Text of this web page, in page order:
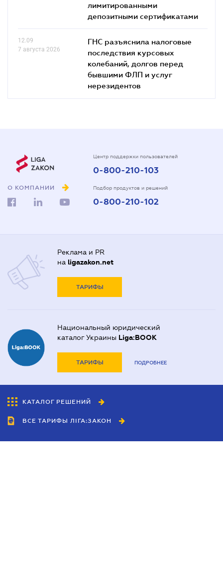
лимитированными
депозитными сертификатами
12.09
7 августа 2026
ГНС разъяснила налоговые
последствия курсовых
колебаний, долгов перед
бывшими ФЛП и услуг
нерезидентов
О КОМПАНИИ
Центр поддержки пользователей
0-800-210-103
Подбор продуктов и решений
0-800-210-102
Реклама и PR
на ligazakon.net
ТАРИФЫ
Национальный юридический
каталог Украины Liga:BOOK
ТАРИФЫ ПОДРОБНЕЕ
КАТАЛОГ РЕШЕНИЙ
ВСЕ ТАРИФЫ ЛІГА:ЗАКОН